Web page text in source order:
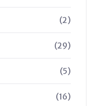
(2)
(29)
(5)
(16)